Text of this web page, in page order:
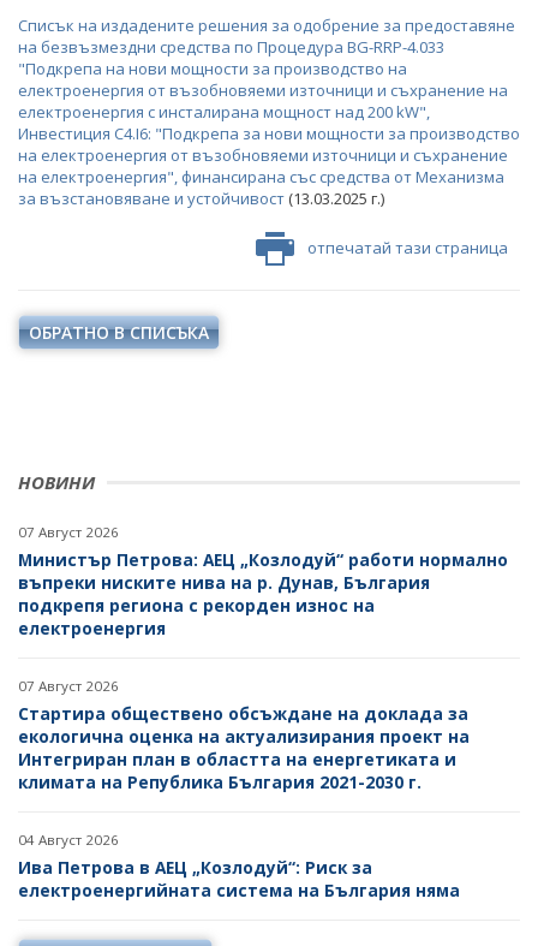
НОВИНИ
07 Август 2026
Министър Петрова: АЕЦ „Козлодуй“ работи нормално
въпреки ниските нива на р. Дунав, България
подкрепя региона с рекорден износ на
електроенергия
07 Август 2026
Стартира обществено обсъждане на доклада за
екологична оценка на актуализирания проект на
Интегриран план в областта на енергетиката и
климата на Република България 2021-2030 г.
04 Август 2026
Ива Петрова в АЕЦ „Козлодуй“: Риск за
електроенергийната система на България няма
Списък на издадените решения за одобрение за предоставяне
на безвъзмездни средства по Процедура BG-RRP-4.033
"Подкрепа на нови мощности за производство на
електроенергия от възобновяеми източници и съхранение на
електроенергия с инсталирана мощност над 200 kW",
Инвестиция C4.I6: "Подкрепа за нови мощности за производство
на електроенергия от възобновяеми източници и съхранение
на електроенергия", финансирана със средства от Механизма
за възстановяване и устойчивост (13.03.2025 г.)
отпечатай тази страница
ОБРАТНО В СПИСЪКА